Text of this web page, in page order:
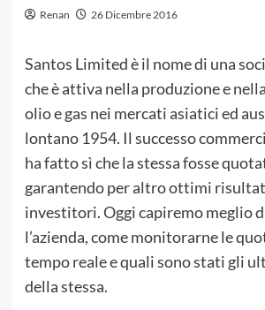
Renan 26 Dicembre 2016
Santos Limited è il nome di una
che è attiva nella produzione e
olio e gas nei mercati asiatici ed
lontano 1954. Il successo
ha fatto sì che la stessa fosse
garantendo per altro ottimi
investitori. Oggi capiremo meglio
l’azienda, come monitorarne le
tempo reale e quali sono stati gli
della stessa.